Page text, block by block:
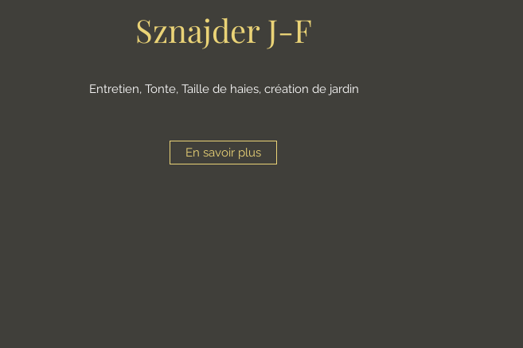
Sznajder J-F
Entretien, Tonte, Taille de haies, création de jardin
En savoir plus